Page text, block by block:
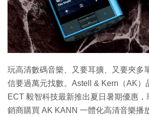
玩高清數碼音樂、又要耳擴、又要夾多
信要過萬元找數。Astell & Kern（AK
ECT 毅智科技最新推出夏日暑期優惠
銷商購買 AK KANN 一體化高清音樂播